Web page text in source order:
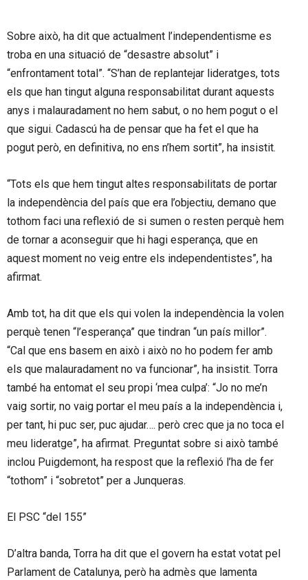
Sobre això, ha dit que actualment l’independentisme es
troba en una situació de “desastre absolut” i
“enfrontament total”. “S’han de replantejar lideratges, tots
els que han tingut alguna responsabilitat durant aquests
anys i malauradament no hem sabut, o no hem pogut o el
que sigui. Cadascú ha de pensar que ha fet el que ha
pogut però, en definitiva, no ens n’hem sortit”, ha insistit.
“Tots els que hem tingut altes responsabilitats de portar
la independència del país que era l’objectiu, demano que
tothom faci una reflexió de si sumen o resten perquè hem
de tornar a aconseguir que hi hagi esperança, que en
aquest moment no veig entre els independentistes”, ha
afirmat.
Amb tot, ha dit que els qui volen la independència la volen
perquè tenen “l’esperança” que tindran “un país millor”.
“Cal que ens basem en això i això no ho podem fer amb
els que malauradament no va funcionar”, ha insistit. Torra
també ha entomat el seu propi ‘mea culpa’: “Jo no me’n
vaig sortir, no vaig portar el meu país a la independència i,
per tant, hi puc ser, puc ajudar…. però crec que ja no toca el
meu lideratge”, ha afirmat. Preguntat sobre si això també
inclou Puigdemont, ha respost que la reflexió l’ha de fer
“tothom” i “sobretot” per a Junqueras.
El PSC “del 155”
D’altra banda, Torra ha dit que el govern ha estat votat pel
Parlament de Catalunya, però ha admès que lamenta